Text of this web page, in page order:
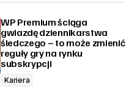
WP Premium ściąga
gwiazdę dziennikarstwa
śledczego – to może zmienić
reguły gry na rynku
subskrypcji
Kariera